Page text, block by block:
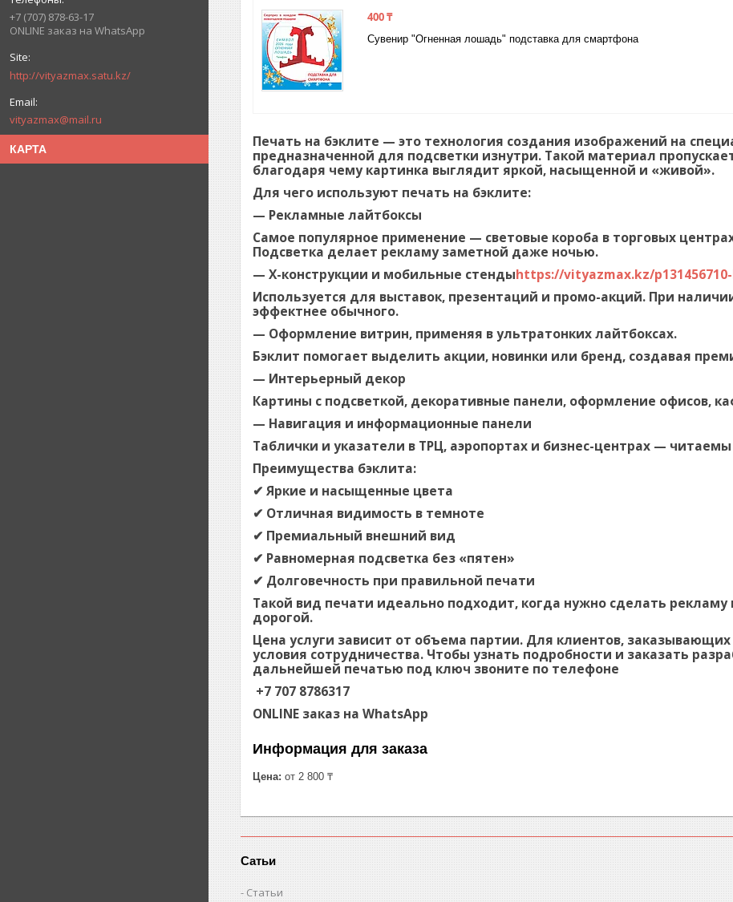
+7 (707) 878-63-17
ONLINE заказ на WhatsApp
http://vityazmax.satu.kz/
vityazmax@mail.ru
КАРТА
400 ₸
Сувенир "Огненная лошадь" подставка для смартфона
Печать на бэклите — это технология создания изображений на
предназначенной для подсветки изнутри. Такой материал
благодаря чему картинка выглядит яркой, насыщенной и «живой».
Для чего используют печать на бэклите:
— Рекламные лайтбоксы
Самое популярное применение — световые короба в торговых
Подсветка делает рекламу заметной даже ночью.
— X-конструкции и мобильные стендыhttps://vityazmax.kz/
Используется для выставок, презентаций и промо-акций. При
эффектнее обычного.
— Оформление витрин, применяя в ультратонких лайтбоксах.
Бэклит помогает выделить акции, новинки или бренд, создавая
— Интерьерный декор
Картины с подсветкой, декоративные панели, оформление офисов,
— Навигация и информационные панели
Таблички и указатели в ТРЦ, аэропортах и бизнес-центрах —
Преимущества бэклита:
✔ Яркие и насыщенные цвета
✔ Отличная видимость в темноте
✔ Премиальный внешний вид
✔ Равномерная подсветка без «пятен»
✔ Долговечность при правильной печати
Такой вид печати идеально подходит, когда нужно сделать
дорогой.
Цена услуги зависит от объема партии. Для клиентов,
условия сотрудничества. Чтобы узнать подробности и заказать
дальнейшей печатью под ключ звоните по телефонe
+7 707 8786317
ONLINE заказ на WhatsApp
Информация для заказа
Цена: от 2 800 ₸
Сатьи
Статьи